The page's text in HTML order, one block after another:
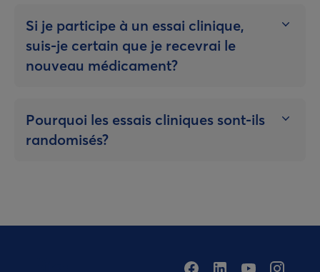
Si je participe à un essai clinique,
suis-je certain que je recevrai le
nouveau médicament?
Pourquoi les essais cliniques sont-ils
randomisés?